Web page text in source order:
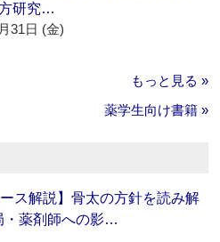
研究…
31日 (金)
もっと見る »
薬学生向け書籍 »
ス解説】骨太の方針を読み解
・薬剤師への影…